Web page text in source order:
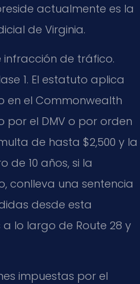
actualmente es la
de Virginia.
infracción de tráfico.
1. El estatuto aplica
en el Commonwealth
por el DMV o por orden
de hasta $2,500 y la
de 10 años, si la
conlleva una sentencia
desde esta
lo largo de Route 28 y
impuestas por el